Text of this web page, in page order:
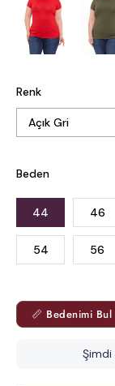
Renk
Beden
44 46
54 56
📏 Bedenimi Bul